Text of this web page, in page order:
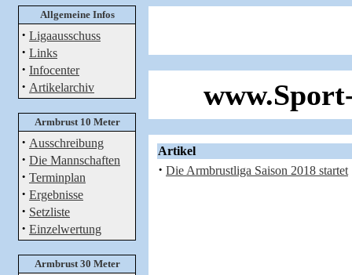
Allgemeine Infos
· Ligaausschuss
· Links
· Infocenter
· Artikelarchiv
Armbrust 10 Meter
· Ausschreibung
· Die Mannschaften
· Terminplan
· Ergebnisse
· Setzliste
· Einzelwertung
Armbrust 30 Meter
Artikel
· Die Armbrustliga Saison 2018 startet